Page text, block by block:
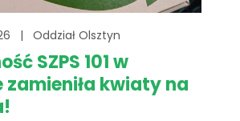
| Oddział Olsztyn
SZPS 101 w
zamieniła kwiaty na